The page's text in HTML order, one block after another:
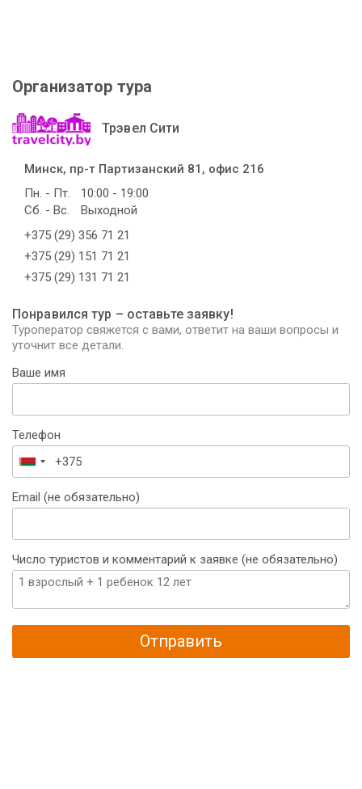
Организатор тура
Трэвел Сити
Минск, пр-т Партизанский 81, офис 216
Пн. - Пт.
10:00 - 19:00
Сб. - Вс.
Выходной
+375 (29) 356 71 21
+375 (29) 151 71 21
+375 (29) 131 71 21
Понравился тур – оставьте заявку!
Туроператор свяжется с вами, ответит на ваши вопросы и
уточнит все детали.
Ваше имя
Телефон
Беларусь
+375
Email (не обязательно)
Число туристов и комментарий к заявке (не обязательно)
Отправить